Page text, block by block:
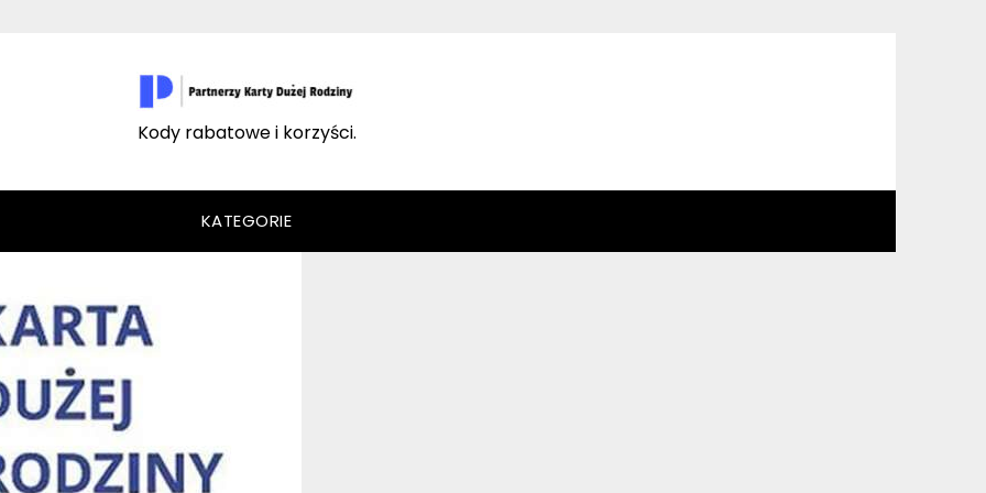
Kody rabatowe i korzyści.
KATEGORIE